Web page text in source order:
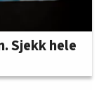
Sjekk hele